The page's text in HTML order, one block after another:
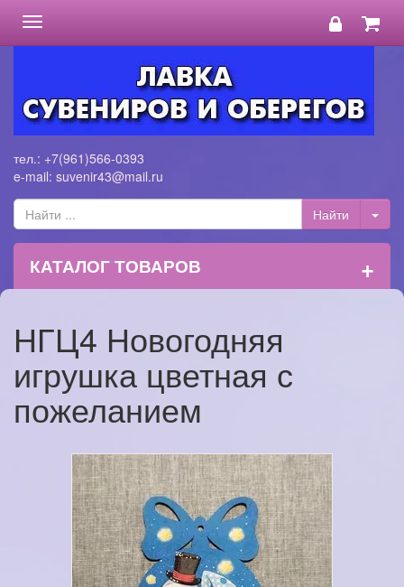
Toggle
navigation
тел.: +7(961)566-0393
e-mail: suvenir43@mail.ru
КАТАЛОГ ТОВАРОВ +
НГЦ4 Новогодняя
игрушка цветная с
пожеланием